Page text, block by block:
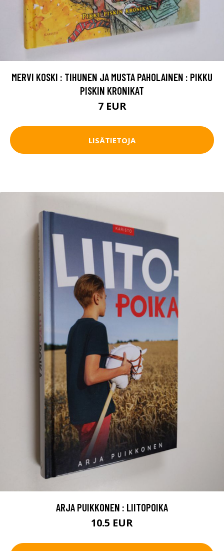
MERVI KOSKI : TIHUNEN JA MUSTA PAHOLAINEN : PIKKU
PISKIN KRONIKAT
7 EUR
LISÄTIETOJA
ARJA PUIKKONEN : LIITOPOIKA
10.5 EUR